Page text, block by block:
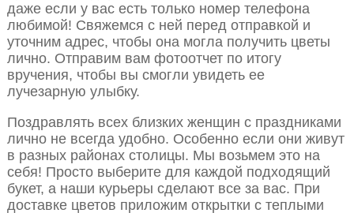
даже если у вас есть только номер телефона
любимой! Свяжемся с ней перед отправкой и
уточним адрес, чтобы она могла получить цветы
лично. Отправим вам фотоотчет по итогу
вручения, чтобы вы смогли увидеть ее
лучезарную улыбку.
Поздравлять всех близких женщин с праздниками
лично не всегда удобно. Особенно если они живут
в разных районах столицы. Мы возьмем это на
себя! Просто выберите для каждой подходящий
букет, а наши курьеры сделают все за вас. При
доставке цветов приложим открытки с теплыми